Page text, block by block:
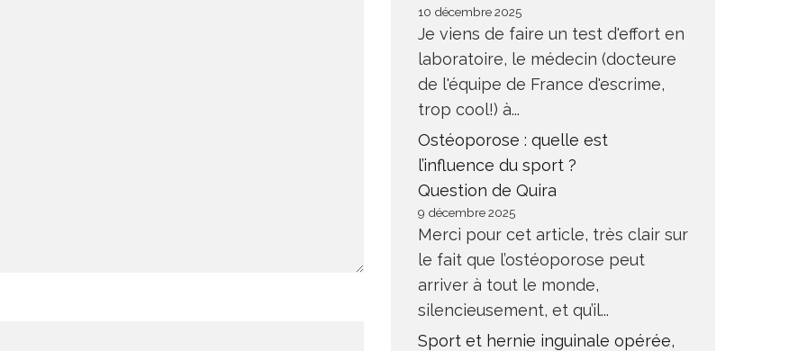
10 décembre 2025
Je viens de faire un test d'effort en
laboratoire, le médecin (docteure
de l'équipe de France d'escrime,
trop cool!) à...
Ostéoporose : quelle est
l’influence du sport ?
Question de Quira
9 décembre 2025
Merci pour cet article, très clair sur
le fait que l’ostéoporose peut
arriver à tout le monde,
silencieusement, et qu’il...
Sport et hernie inguinale opérée,